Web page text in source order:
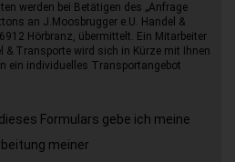
werden bei Betätigen des „Anfrage
an J.Moosbrugger e.U. Handel &
Hörbranz, übermittelt. Ein Mitarbeiter
& Transporte wird sich in Kürze mit Ihnen
ein individuelles Transportangebot
Formulars gebe ich meine
meiner